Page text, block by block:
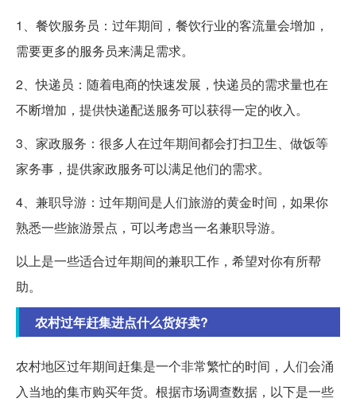
1、餐饮服务员：过年期间，餐饮行业的客流量会增加，
需要更多的服务员来满足需求。
2、快递员：随着电商的快速发展，快递员的需求量也在
不断增加，提供快递配送服务可以获得一定的收入。
3、家政服务：很多人在过年期间都会打扫卫生、做饭等
家务事，提供家政服务可以满足他们的需求。
4、兼职导游：过年期间是人们旅游的黄金时间，如果你
熟悉一些旅游景点，可以考虑当一名兼职导游。
以上是一些适合过年期间的兼职工作，希望对你有所帮
助。
农村过年赶集进点什么货好卖?
农村地区过年期间赶集是一个非常繁忙的时间，人们会涌
入当地的集市购买年货。根据市场调查数据，以下是一些